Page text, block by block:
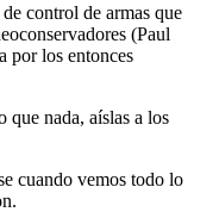
control de armas que
(Paul
por los entonces
que nada, aíslas a los
cuando vemos todo lo